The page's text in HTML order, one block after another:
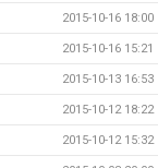
2015-10-16 18:00
2015-10-16 15:21
2015-10-13 16:53
2015-10-12 18:22
2015-10-12 15:32